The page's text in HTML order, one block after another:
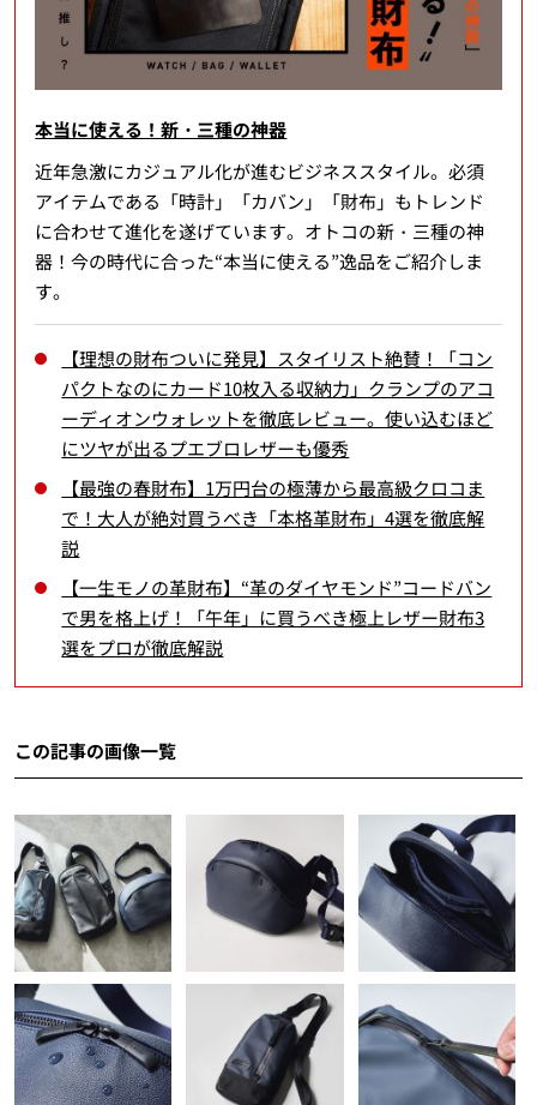
本当に使える！新・三種の神器
近年急激にカジュアル化が進むビジネススタイル。必須
アイテムである「時計」「カバン」「財布」もトレンド
に合わせて進化を遂げています。オトコの新・三種の神
器！今の時代に合った“本当に使える”逸品をご紹介しま
す。
【理想の財布ついに発見】スタイリスト絶賛！「コン
パクトなのにカード10枚入る収納力」クランプのアコ
ーディオンウォレットを徹底レビュー。使い込むほど
にツヤが出るプエブロレザーも優秀
【最強の春財布】1万円台の極薄から最高級クロコま
で！大人が絶対買うべき「本格革財布」4選を徹底解
説
【一生モノの革財布】“革のダイヤモンド”コードバン
で男を格上げ！「午年」に買うべき極上レザー財布3
選をプロが徹底解説
この記事の画像一覧